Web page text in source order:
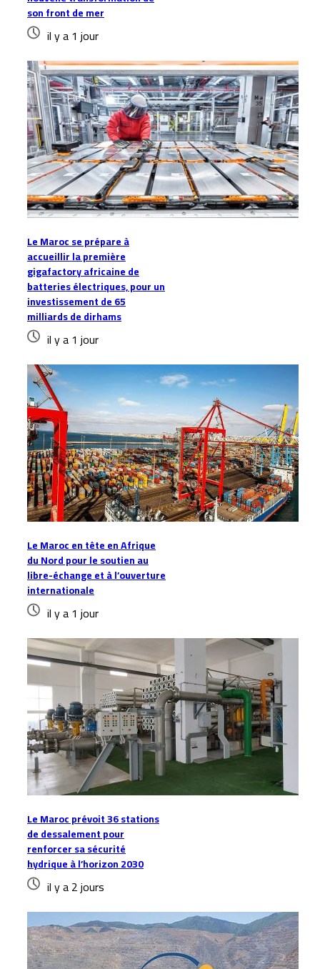
son front de mer
il y a 1 jour
Le Maroc se prépare à
accueillir la première
gigafactory africaine de
batteries électriques, pour un
investissement de 65
milliards de dirhams
il y a 1 jour
Le Maroc en tête en Afrique
du Nord pour le soutien au
libre-échange et à l’ouverture
internationale
il y a 1 jour
Le Maroc prévoit 36 stations
de dessalement pour
renforcer sa sécurité
hydrique à l’horizon 2030
il y a 2 jours